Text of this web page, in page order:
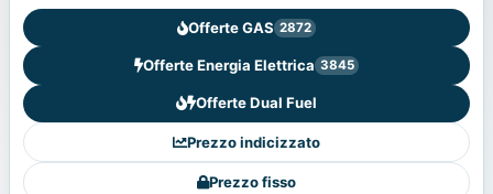
Offerte GAS 2872
Offerte Energia Elettrica 3845
Offerte Dual Fuel
Prezzo indicizzato
Prezzo fisso